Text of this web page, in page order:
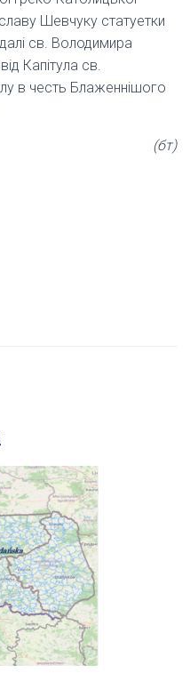
Шевчуку статуетки
св. Володимира
Капітула св.
в честь Блаженнішого
(бт)